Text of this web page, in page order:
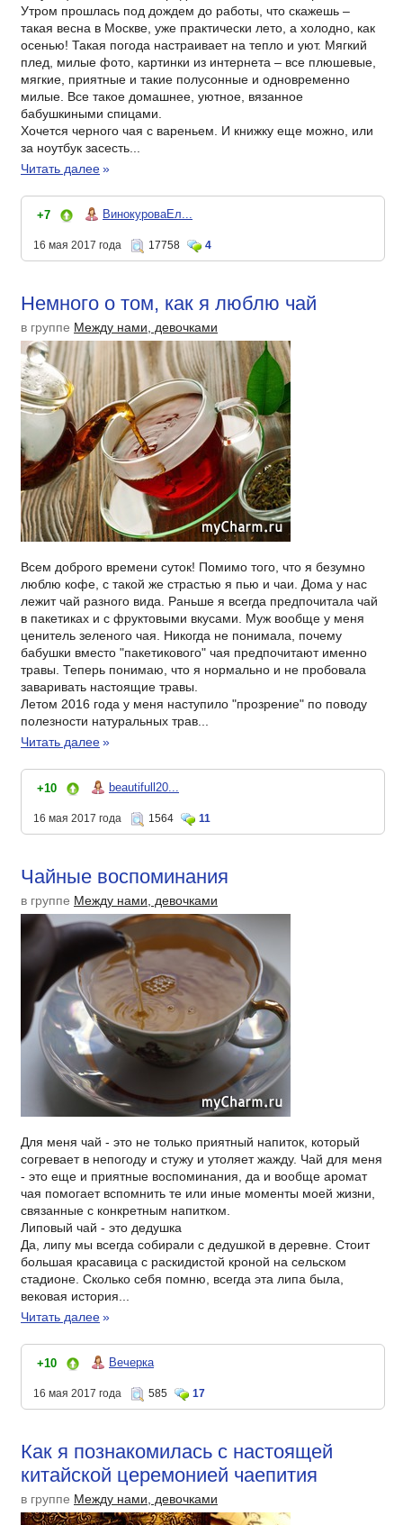
Утром прошлась под дождем до работы, что скажешь –
такая весна в Москве, уже практически лето, а холодно, как
осенью! Такая погода настраивает на тепло и уют. Мягкий
плед, милые фото, картинки из интернета – все плюшевые,
мягкие, приятные и такие полусонные и одновременно
милые. Все такое домашнее, уютное, вязанное
бабушкиными спицами.
Хочется черного чая с вареньем. И книжку еще можно, или
за ноутбук засесть...
Читать далее»
+7 ВинокуроваЕл...
16 мая 2017 года 17758 4
Немного о том, как я люблю чай
в группе Между нами, девочками
Всем доброго времени суток! Помимо того, что я безумно
люблю кофе, с такой же страстью я пью и чаи. Дома у нас
лежит чай разного вида. Раньше я всегда предпочитала чай
в пакетиках и с фруктовыми вкусами. Муж вообще у меня
ценитель зеленого чая. Никогда не понимала, почему
бабушки вместо "пакетикового" чая предпочитают именно
травы. Теперь понимаю, что я нормально и не пробовала
заваривать настоящие травы.
Летом 2016 года у меня наступило "прозрение" по поводу
полезности натуральных трав...
Читать далее»
+10 beautifull20...
16 мая 2017 года 1564 11
Чайные воспоминания
в группе Между нами, девочками
Для меня чай - это не только приятный напиток, который
согревает в непогоду и стужу и утоляет жажду. Чай для меня
- это еще и приятные воспоминания, да и вообще аромат
чая помогает вспомнить те или иные моменты моей жизни,
связанные с конкретным напитком.
Липовый чай - это дедушка
Да, липу мы всегда собирали с дедушкой в деревне. Стоит
большая красавица с раскидистой кроной на сельском
стадионе. Сколько себя помню, всегда эта липа была,
вековая история...
Читать далее»
+10 Вечерка
16 мая 2017 года 585 17
Как я познакомилась с настоящей
китайской церемонией чаепития
в группе Между нами, девочками